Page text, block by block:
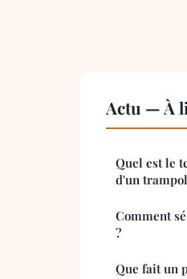
Actu — À
Quel est le
d'un
Comment
?
Que fait un